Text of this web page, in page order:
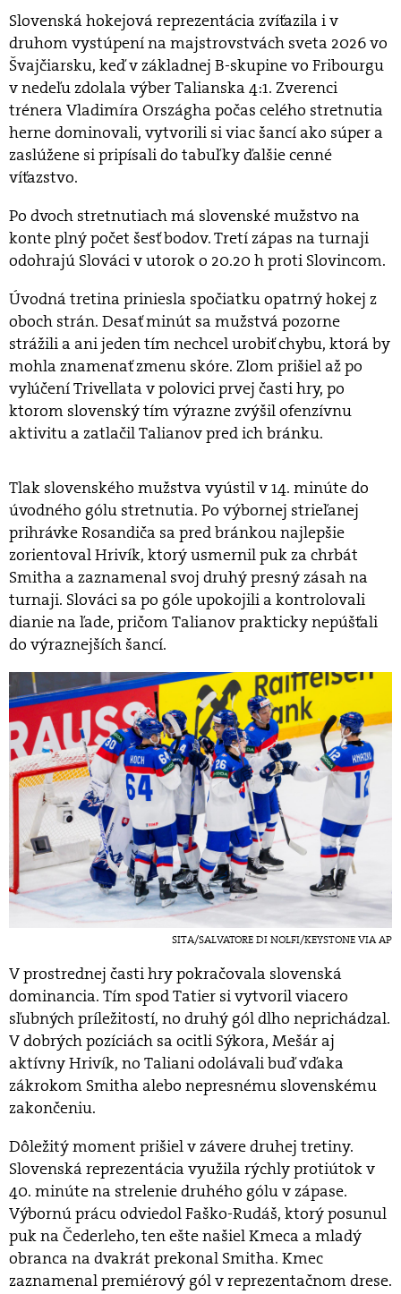
Slovenská hokejová reprezentácia zvíťazila i v
druhom vystúpení na majstrovstvách sveta 2026 vo
Švajčiarsku, keď v základnej B-skupine vo Fribourgu
v nedeľu zdolala výber Talianska 4:1. Zverenci
trénera Vladimíra Országha počas celého stretnutia
herne dominovali, vytvorili si viac šancí ako súper a
zaslúžene si pripísali do tabuľky ďalšie cenné
víťazstvo.
Po dvoch stretnutiach má slovenské mužstvo na
konte plný počet šesť bodov. Tretí zápas na turnaji
odohrajú Slováci v utorok o 20.20 h proti Slovincom.
Úvodná tretina priniesla spočiatku opatrný hokej z
oboch strán. Desať minút sa mužstvá pozorne
strážili a ani jeden tím nechcel urobiť chybu, ktorá by
mohla znamenať zmenu skóre. Zlom prišiel až po
vylúčení Trivellata v polovici prvej časti hry, po
ktorom slovenský tím výrazne zvýšil ofenzívnu
aktivitu a zatlačil Talianov pred ich bránku.
Tlak slovenského mužstva vyústil v 14. minúte do
úvodného gólu stretnutia. Po výbornej strieľanej
prihrávke Rosandiča sa pred bránkou najlepšie
zorientoval Hrivík, ktorý usmernil puk za chrbát
Smitha a zaznamenal svoj druhý presný zásah na
turnaji. Slováci sa po góle upokojili a kontrolovali
dianie na ľade, pričom Talianov prakticky nepúšťali
do výraznejších šancí.
SITA/SALVATORE DI NOLFI/KEYSTONE VIA AP
V prostrednej časti hry pokračovala slovenská
dominancia. Tím spod Tatier si vytvoril viacero
sľubných príležitostí, no druhý gól dlho neprichádzal.
V dobrých pozíciách sa ocitli Sýkora, Mešár aj
aktívny Hrivík, no Taliani odolávali buď vďaka
zákrokom Smitha alebo nepresnému slovenskému
zakončeniu.
Dôležitý moment prišiel v závere druhej tretiny.
Slovenská reprezentácia využila rýchly protiútok v
40. minúte na strelenie druhého gólu v zápase.
Výbornú prácu odviedol Faško-Rudáš, ktorý posunul
puk na Čederleho, ten ešte našiel Kmeca a mladý
obranca na dvakrát prekonal Smitha. Kmec
zaznamenal premiérový gól v reprezentačnom drese.